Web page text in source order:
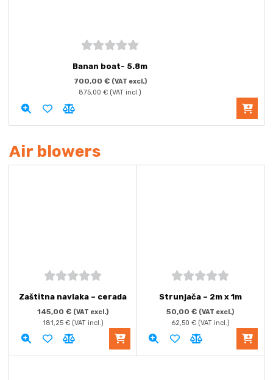
5
Banan boat- 5.8m
700,00 € (VAT excl.)
875,00 € (VAT incl.)
Air blowers
5
Zaštitna navlaka – cerada
145,00 € (VAT excl.)
181,25 €(VAT incl.)
5
Strunjača – 2m x 1m
50,00 € (VAT excl.)
62,50 €(VAT incl.)